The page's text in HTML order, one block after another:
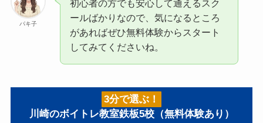
パキ子
初心者の方でも安心して通えるスク
ールばかりなので、気になるところ
があればぜひ無料体験からスタート
してみてくださいね。
3分で選ぶ！
川崎のボイトレ教室鉄板5校（無料体験あり）